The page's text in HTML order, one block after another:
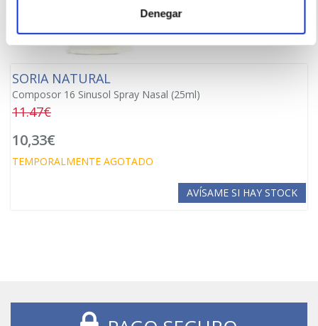
Denegar
SORIA NATURAL
Composor 16 Sinusol Spray Nasal (25ml)
11.47€
10,33€
TEMPORALMENTE AGOTADO
AVÍSAME SI HAY STOCK